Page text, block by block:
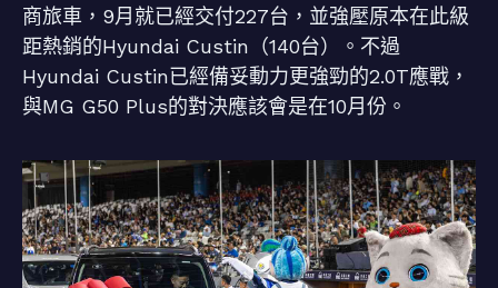
商旅車，9月就已經交付227台，並強壓原本在此級
距熱銷的Hyundai Custin（140台）。不過
Hyundai Custin已經備妥動力更強勁的2.0T應戰，
與MG G50 Plus的對決應該會是在10月份。